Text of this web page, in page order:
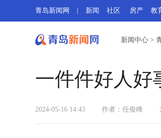
青岛新闻网 新闻 社区 房产 教
新闻中心 >
一件件好人好
2024-05-16 14:43 作者：任俊峰